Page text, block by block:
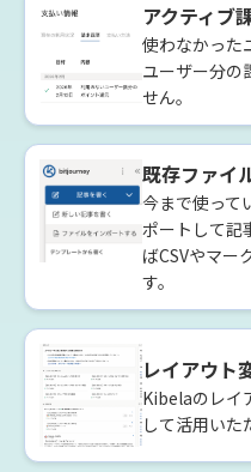
アクティブ
使わなかった
ユーザー分の
せん。
既存ファイ
今まで使って
ポートして記
ばCSVやマー
す。
レイアウト
Kibelaのレイ
して活用いた